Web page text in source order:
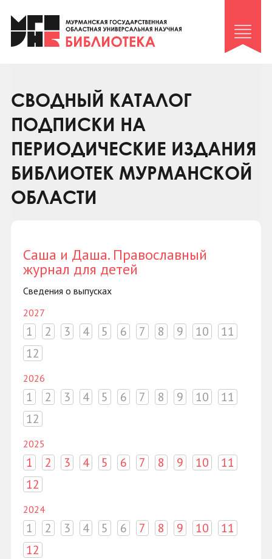
Клуб «Гиря и сельдерей»
Клуб «Семейный архив»
Коллегам
Контакты
СВОДНЫЙ КАТАЛОГ
ПОДПИСКИ НА
ПЕРИОДИЧЕСКИЕ ИЗДАНИЯ
БИБЛИОТЕК МУРМАНСКОЙ
ОБЛАСТИ
Саша и Даша. Православный
журнал для детей
Сведения о выпусках
2027
1 2 3 4 5 6 7 8 9 10
11
12
2026
1 2 3 4 5 6 7 8 9 10
11
12
2025
1 2 3 4 5 6 7 8 9 10
11
12
2024
1 2 3 4 5 6 7 8 9 10
11
12